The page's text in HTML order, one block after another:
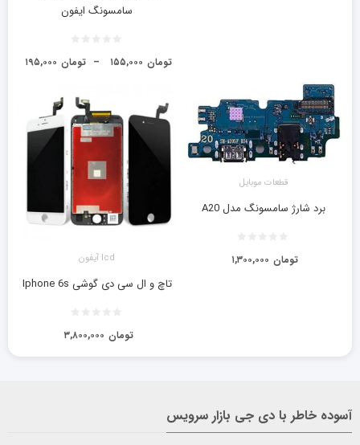
سامسونگ ایفون
۱۹۵,۰۰۰ تومان – ۱۵۵,۰۰۰ تومان
قطعات موبایل
برد شارژ سامسونگ مدل A20
۱,۳۰۰,۰۰۰ تومان lcd آیفون
تاچ و ال سی دی گوشی Iphone 6s
۳,۸۰۰,۰۰۰ تومان
آسوده خاطر با دی جی بازار سرویس